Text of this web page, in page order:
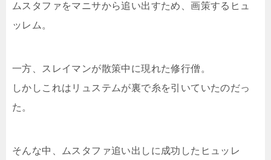
ムスタファをマニサから追い出すため、画策するヒュ
ッレム。
一方、スレイマンが散策中に現れた修行僧。
しかしこれはリュステムが裏で糸を引いていたのだっ
た。
そんな中、ムスタファ追い出しに成功したヒュッレ